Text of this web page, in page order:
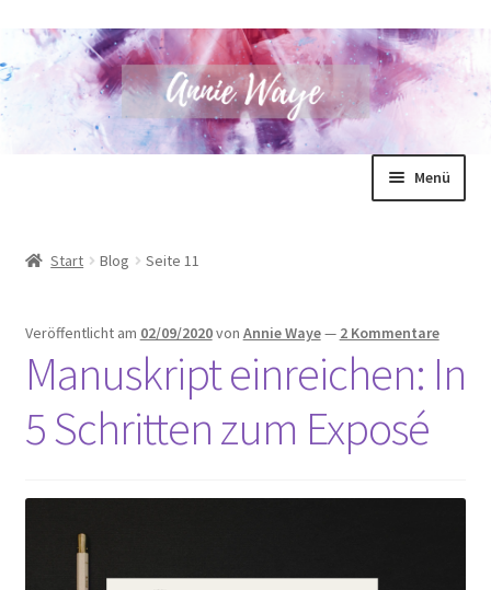
Menü
Shop
Termine
Start Blog Seite 11
Veröffentlicht am 02/09/2020von Annie Waye— 2 Kommentare
Manuskript einreichen: In
5 Schritten zum Exposé